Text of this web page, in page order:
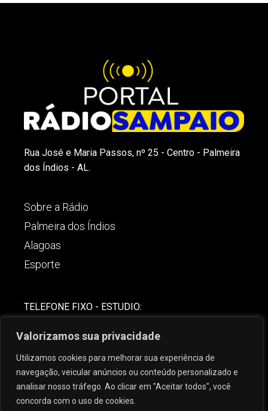
Valorizamos sua privacidade
Utilizamos cookies para melhorar sua experiência de
navegação, veicular anúncios ou conteúdo personalizado e
analisar nosso tráfego. Ao clicar em "Aceitar todos", você
concorda com o uso de cookies.
Rua José e Maria Passos, nº 25 - Centro - Palmeira
dos Índios - AL.
Sobre a Rádio
Palmeira dos Índios
Alagoas
Esporte
TELEFONE FIXO - ESTUDIO:
(82) 99621-8806